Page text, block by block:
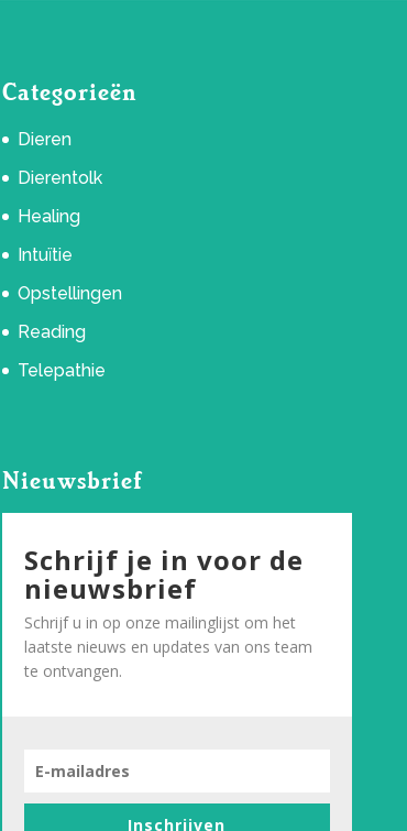
Categorieën
Dieren
Dierentolk
Healing
Intuïtie
Opstellingen
Reading
Telepathie
Nieuwsbrief
Schrijf je in voor de
nieuwsbrief
Schrijf u in op onze mailinglijst om het
laatste nieuws en updates van ons team
te ontvangen.
Inschrijven